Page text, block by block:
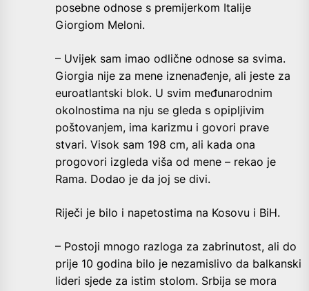
posebne odnose s premijerkom Italije
Giorgiom Meloni.
– Uvijek sam imao odlične odnose sa svima.
Giorgia nije za mene iznenađenje, ali jeste za
euroatlantski blok. U svim međunarodnim
okolnostima na nju se gleda s opipljivim
poštovanjem, ima karizmu i govori prave
stvari. Visok sam 198 cm, ali kada ona
progovori izgleda viša od mene – rekao je
Rama. Dodao je da joj se divi.
Riječi je bilo i napetostima na Kosovu i BiH.
– Postoji mnogo razloga za zabrinutost, ali do
prije 10 godina bilo je nezamislivo da balkanski
lideri sjede za istim stolom. Srbija se mora